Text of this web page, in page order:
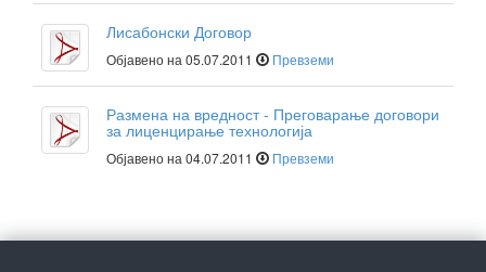
Лисабонски Договор
Објавено на 05.07.2011 Превземи
Размена на вредност - Преговарање договори
за лиценцирање технологија
Објавено на 04.07.2011 Превземи